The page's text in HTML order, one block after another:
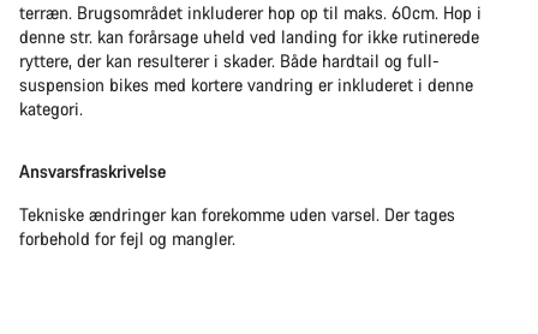
terræn. Brugsområdet inkluderer hop op til maks. 60cm. Hop i
denne str. kan forårsage uheld ved landing for ikke rutinerede
ryttere, der kan resulterer i skader. Både hardtail og full-
suspension bikes med kortere vandring er inkluderet i denne
kategori.
Ansvarsfraskrivelse
Tekniske ændringer kan forekomme uden varsel. Der tages
forbehold for fejl og mangler.